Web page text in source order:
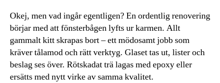
Okej, men vad ingår egentligen? En ordentlig renovering
börjar med att fönsterbågen lyfts ur karmen. Allt
gammalt kitt skrapas bort – ett mödosamt jobb som
kräver tålamod och rätt verktyg. Glaset tas ut, lister och
beslag ses över. Rötskadat trä lagas med epoxy eller
ersätts med nytt virke av samma kvalitet.